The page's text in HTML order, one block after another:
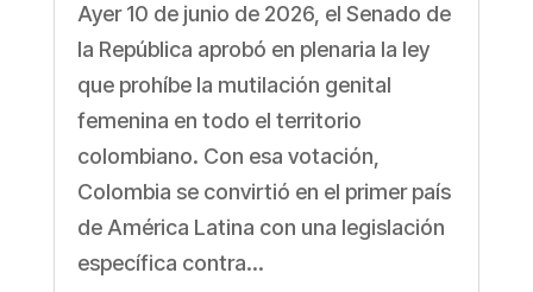
Ayer 10 de junio de 2026, el Senado de
la República aprobó en plenaria la ley
que prohíbe la mutilación genital
femenina en todo el territorio
colombiano. Con esa votación,
Colombia se convirtió en el primer país
de América Latina con una legislación
específica contra...